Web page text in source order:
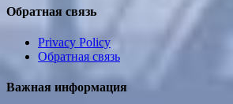
Обратная связь
Privacy Policy
Обратная связь
Важная информация